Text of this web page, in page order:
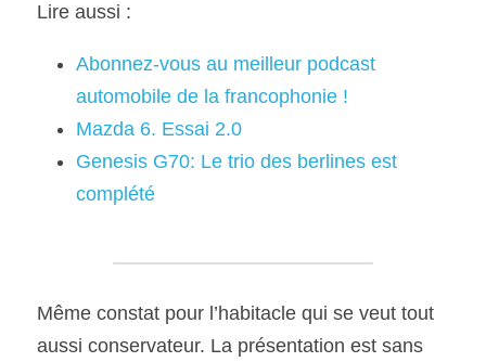
Lire aussi :
Abonnez-vous au meilleur podcast
automobile de la francophonie !
Mazda 6. Essai 2.0
Genesis G70: Le trio des berlines est
complété
Même constat pour l’habitacle qui se veut tout
aussi conservateur. La présentation est sans